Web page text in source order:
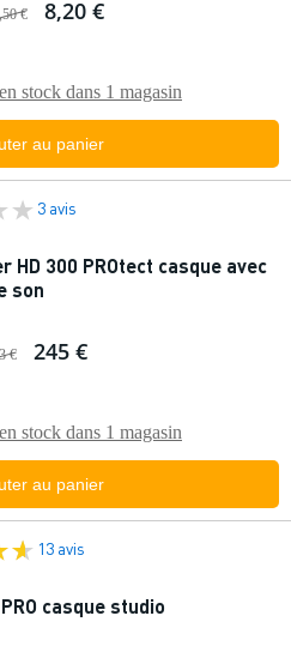
€ 8,20 €
stock dans 1 magasin
au panier
3 avis
HD 300 PROtect casque avec
son
€ 245 €
stock dans 1 magasin
au panier
13 avis
casque studio